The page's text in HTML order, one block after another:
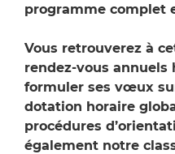
programme complet
Vous retrouverez à
rendez-vous annuels
formuler ses vœux
dotation horaire
procédures
également notre